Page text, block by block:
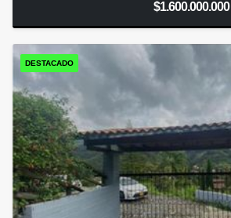
$1.600.000.000
DESTACADO